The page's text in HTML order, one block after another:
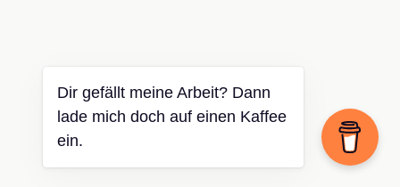
Dir gefällt meine Arbeit? Dann
lade mich doch auf einen Kaffee
ein.